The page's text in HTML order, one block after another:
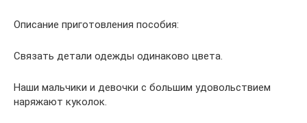
Описание приготовления пособия:
Связать детали одежды одинаково цвета.
Наши мальчики и девочки с большим удовольствием
наряжают куколок.